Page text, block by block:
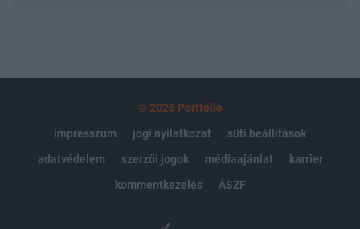
© 2026 Portfolio
impresszum
jogi nyilatkozat
süti beállítások
adatvédelem
szerzői jogok médiaajánlat
karrier
kommentkezelés
ÁSZF